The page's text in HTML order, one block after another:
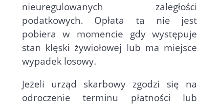
nieuregulowanych zaległości
podatkowych. Opłata ta nie jest
pobiera w momencie gdy występuje
stan klęski żywiołowej lub ma miejsce
wypadek losowy.
Jeżeli urząd skarbowy zgodzi się na
odroczenie terminu płatności lub